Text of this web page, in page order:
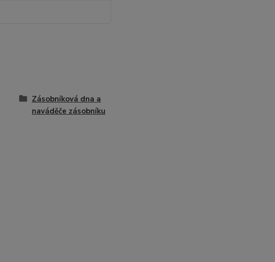
Zásobníková dna a
naváděče zásobníku